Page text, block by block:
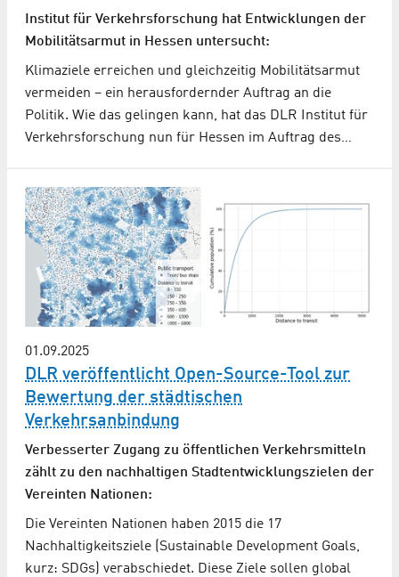
Institut für Verkehrsforschung hat Entwicklungen der
Mobilitätsarmut in Hessen untersucht:
Klimaziele erreichen und gleichzeitig Mobilitätsarmut
vermeiden – ein herausfordernder Auftrag an die
Politik. Wie das gelingen kann, hat das DLR Institut für
Verkehrsforschung nun für Hessen im Auftrag des…
01.09.2025
DLR veröffentlicht Open-Source-Tool zur
Bewertung der städtischen
Verkehrsanbindung
Verbesserter Zugang zu öffentlichen Verkehrsmitteln
zählt zu den nachhaltigen Stadtentwicklungszielen der
Vereinten Nationen:
Die Vereinten Nationen haben 2015 die 17
Nachhaltigkeitsziele (Sustainable Development Goals,
kurz: SDGs) verabschiedet. Diese Ziele sollen global